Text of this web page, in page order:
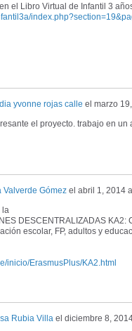
el Libro Virtual de Infantil 3
yvonne rojas calle el marzo
el proyecto. trabajo en
Valverde Gómez el abril 1, 2014
la
DESCENTRALIZADAS
escolar, FP, adultos y
inicio/ErasmusPlus/KA2.html
Rubia Villa el diciembre 8,